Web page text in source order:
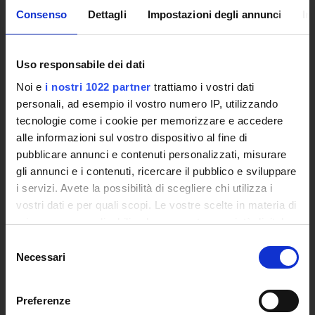
Consenso Dettagli Impostazioni degli annunci
Uso responsabile dei dati
Noi e i nostri 1022 partner trattiamo i vostri dati
personali, ad esempio il vostro numero IP, utilizzando
tecnologie come i cookie per memorizzare e accedere
alle informazioni sul vostro dispositivo al fine di
pubblicare annunci e contenuti personalizzati, misurare
gli annunci e i contenuti, ricercare il pubblico e sviluppare
i servizi. Avete la possibilità di scegliere chi utilizza i
vostri dati e per quali scopi. Le vostre scelte in materia di
privacy sono applicabili solo su questa proprietà digitale
modificare o revocare il proprio consenso in qualsiasi
momento dalla Dichiarazione sui cookie o facendo clic
delNecessari
Preferenze
Polo Bibliotecario Multimediale di Ateneo
Sistemi Informativi di Ateneo
Poli di Studio
International Cooperation
L'infrastruttura di e-Learning
Eventi
Siti Istituzionali e Progetti Interuniversitari
Accesso alla Banca Dati di Segreteria Online
Posta Elettronica Certificata - PEC
Bacheca del Rettore
DIDATTICA
Percorsi abilitanti di formazione iniziale degli insegnanti